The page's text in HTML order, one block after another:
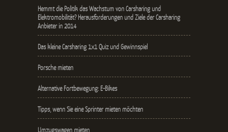
Hemmt die Politik das Wachstum von Carsharing und
Elektromobilität? Herausforderungen und Ziele der Carsharing
Anbieter in 2014
Das kleine Carsharing 1x1 Quiz und Gewinnspiel
Porsche mieten
Alternative Fortbewegung: E-Bikes
Tipps, wenn Sie eine Sprinter mieten möchten
Umzugswagen mieten